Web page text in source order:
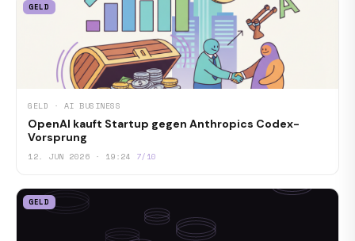
GELD
GELD · AI BUSINESS
OpenAI kauft Startup gegen Anthropics Codex-
Vorsprung
12. JUN 2026 · 19:24 7/10
GELD